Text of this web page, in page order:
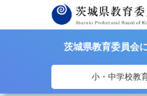
茨城県教育委員会
小・中学校教